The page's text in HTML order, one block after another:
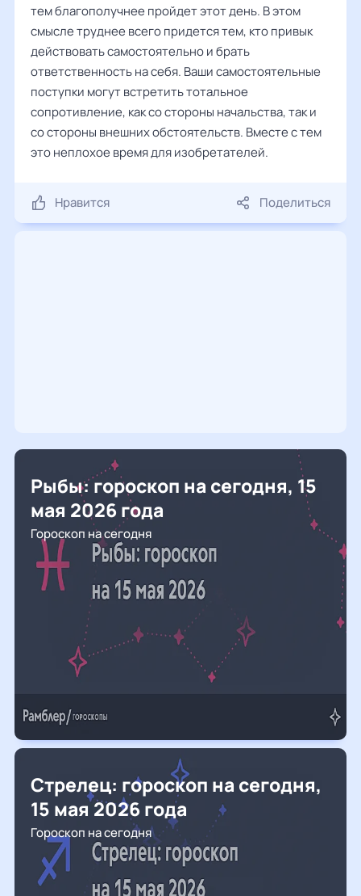
тем благополучнее пройдет этот день. В этом
смысле труднее всего придется тем, кто привык
действовать самостоятельно и брать
ответственность на себя. Ваши самостоятельные
поступки могут встретить тотальное
сопротивление, как со стороны начальства, так и
со стороны внешних обстоятельств. Вместе с тем
это неплохое время для изобретателей.
Нравится Поделиться
Рыбы: гороскоп на сегодня, 15
мая 2026 года
Гороскоп на сегодня
Стрелец: гороскоп на сегодня,
15 мая 2026 года
Гороскоп на сегодня